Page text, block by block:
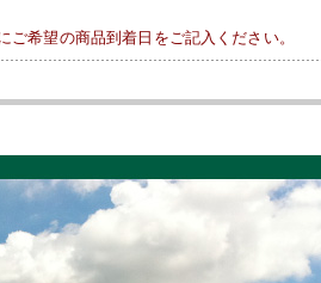
希望の商品到着日をご記入ください。